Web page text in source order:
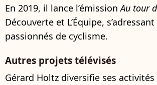
En 2019, il lance l’émissionAu tour
Découverte et L’Équipe,
passionnés de cyclisme.
Autres projets télévisés
Gérard Holtz diversifie ses activités